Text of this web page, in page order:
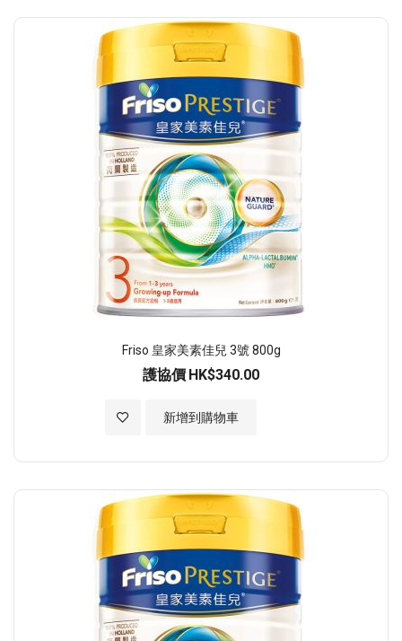
Friso 皇家美素佳兒 3號 800g
護協價 HK$340.00
新增到購物車
加入至願望清單